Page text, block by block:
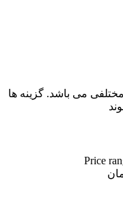
می باشد. گزینه ها
Price